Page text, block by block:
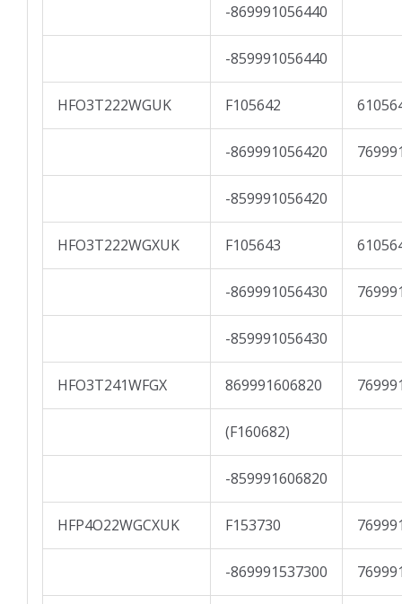
-869991056440
-859991056440
HFO3T222WGUK F105642
-869991056420
-859991056420
HFO3T222WGXUK F105643
-869991056430
-859991056430
HFO3T241WFGX 869991606820
(F160682)
-859991606820
HFP4O22WGCXUK F153730
-869991537300